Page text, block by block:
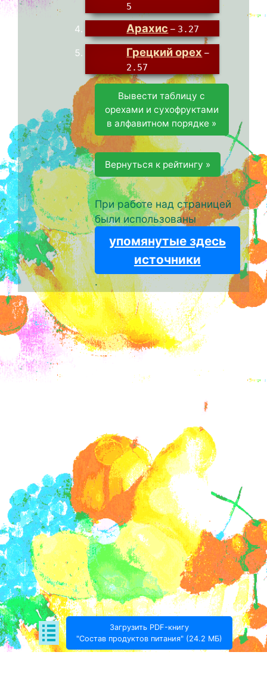
5
Арахис – 3.27
Грецкий орех –
2.57
Вывести таблицу с
орехами и сухофруктами
в алфавитном порядке »
Вернуться к рейтингу »
При работе над страницей
были использованы
упомянутые здесь
источники
.
Загрузить PDF-книгу
"Состав продуктов питания" (24.2 МБ)